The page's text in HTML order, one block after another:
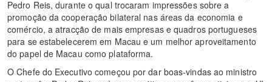
Pedro Reis, durante o qual trocaram impressões sobre a
promoção da cooperação bilateral nas áreas da economia e
comércio, a atracção de mais empresas e quadros portugueses
para se estabelecerem em Macau e um melhor aproveitamento
do papel de Macau como plataforma.
O Chefe do Executivo começou por dar boas-vindas ao ministro